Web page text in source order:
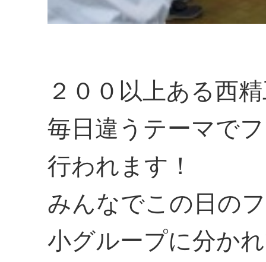
２００以上ある西
毎日違うテーマで
行われます！
みんなでこの日の
小グループに分か